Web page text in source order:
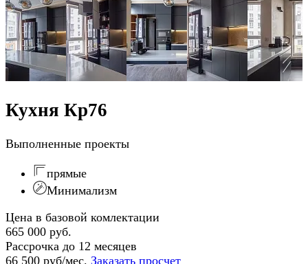
Кухня Кр76
Выполненные проекты
прямые
Минимализм
Цена в базовой комлектации
665 000 руб.
Рассрочка до 12 месяцев
66 500 руб/мес. Заказать просчет